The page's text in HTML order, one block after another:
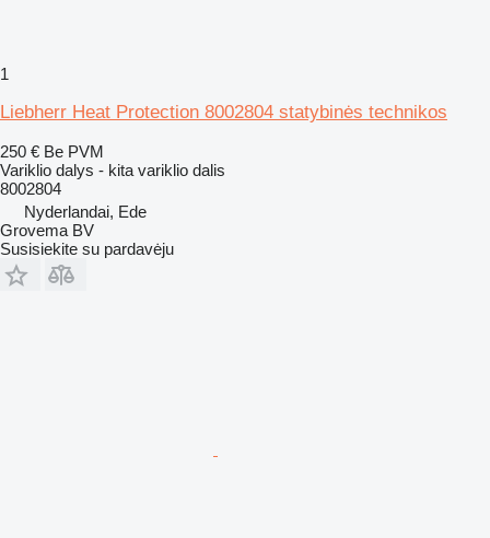
1
Liebherr Heat Protection 8002804 statybinės technikos
250 € Be PVM
Variklio dalys - kita variklio dalis
8002804
Nyderlandai, Ede
Grovema BV
Susisiekite su pardavėju